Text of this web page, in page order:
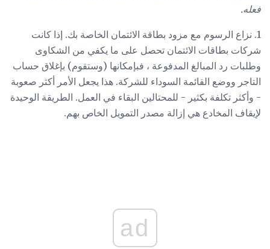
فعله.
1. نزاع الرسوم مع مزود بطاقة الائتمان الخاصة بك. إذا كانت
شركات بطاقات الائتمان تحصل على ما يكفي من الشكاوى
وطلبات رد المبالغ المدفوعة ، فبإمكانها (وستقوم) بإغلاق حساب
التاجر ووضع القائمة السوداء للشركة. هذا يجعل الأمر أكثر صعوبة
- وأكثر تكلفة بكثير - للمحتالين البقاء في العمل. الطريقة الوحيدة
لإيقاف المخادع هي إزالة مصدر التمويل الخاص بهم.
ad